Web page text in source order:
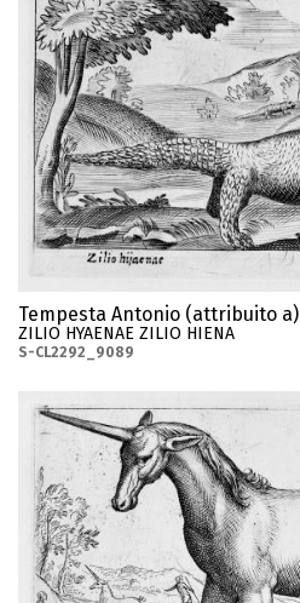
Tempesta Antonio (attribuito a)
ZILIO HYAENAE ZILIO HIENA
S-CL2292_9089